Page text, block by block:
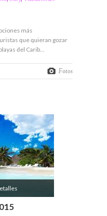
más
que quieran gozar
del Carib…
Fotos